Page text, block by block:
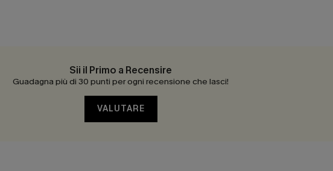
Sii il Primo a Recensire
Guadagna più di 30 punti per ogni recensione che lasci!
VALUTARE